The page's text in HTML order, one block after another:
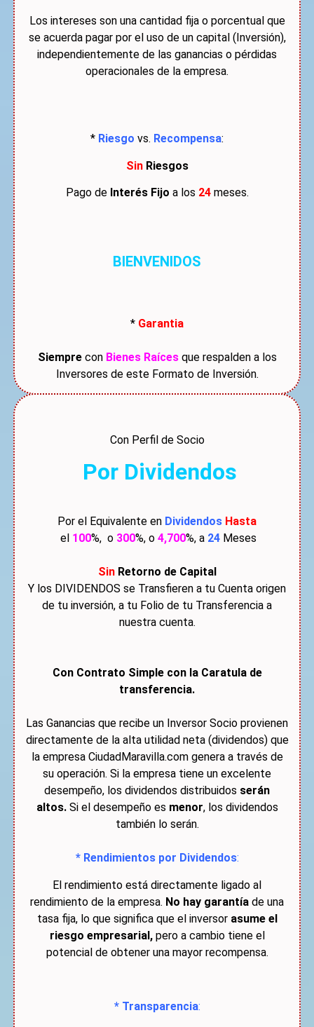
Los intereses son una cantidad fija o porcentual que
se acuerda pagar por el uso de un capital (Inversión),
independientemente de las ganancias o pérdidas
operacionales de la empresa.
* Riesgo vs. Recompensa:
SinRiesgos
Pago de Interés Fijo a los 24meses.
BIENVENIDOS
* Garantia
Siemprecon Bienes Raícesque respalden a los
Inversores de este Formato de Inversión.
Con Perfil de Socio
Por Dividendos
Por el Equivalente en Dividendos Hasta
el 100%, o 300%, o 4,700%, a 24 Meses
Sin Retorno de Capital
Y los DIVIDENDOS se Transfieren a tu Cuenta origen
de tu inversión, a tu Folio de tu Transferencia a
nuestra cuenta.
Con Contrato Simple con la Caratula de
transferencia.
Las Ganancias que recibe un Inversor Socio provienen
directamente de la alta utilidad neta (dividendos) que
la empresa CiudadMaravilla.com genera a través de
su operación. Si la empresa tiene un excelente
desempeño, los dividendos distribuidos serán
altos.Si el desempeño es menor, los dividendos
también lo serán.
* Rendimientos por Dividendos:
El rendimiento está directamente ligado al
rendimiento de la empresa. No hay garantía de una
tasa fija, lo que significa que el inversor asume el
riesgo empresarial,pero a cambio tiene el
potencial de obtener una mayor recompensa.
* Transparencia: